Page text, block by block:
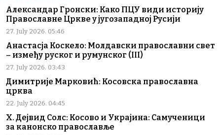
Александар Гронски: Како ПЦУ види историју
Православне Цркве у југозападној Русији
27. July 2026. 05:46
Анастасја Коскело: Молдавски православни свет
– између руског и румунског (III)
27. July 2026. 03:43
Димитрије Марковић: Косовска православна
црква
22. July 2026. 04:45
Х. Дејвид Солс: Косово и Украјина: Самученици
за канонско православље